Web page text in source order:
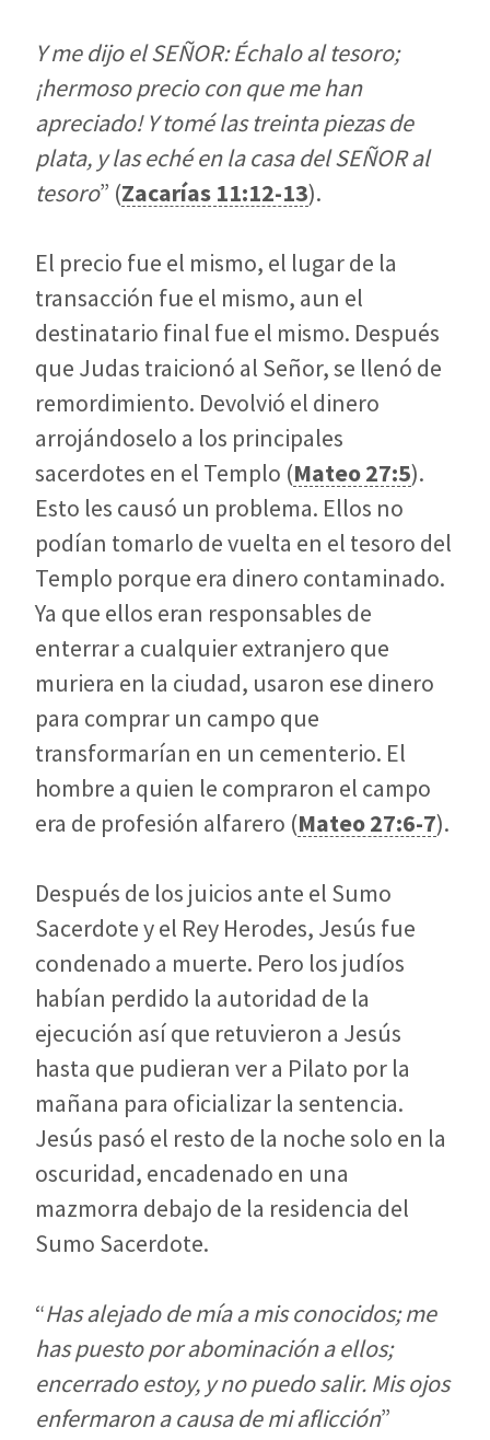
Y me dijo el SEÑOR: Échalo al tesoro;
¡hermoso precio con que me han
apreciado! Y tomé las treinta piezas de
plata, y las eché en la casa del SEÑOR al
tesoro” (Zacarías 11:12-13).
El precio fue el mismo, el lugar de la
transacción fue el mismo, aun el
destinatario final fue el mismo. Después
que Judas traicionó al Señor, se llenó de
remordimiento. Devolvió el dinero
arrojándoselo a los principales
sacerdotes en el Templo (Mateo 27:5).
Esto les causó un problema. Ellos no
podían tomarlo de vuelta en el tesoro del
Templo porque era dinero contaminado.
Ya que ellos eran responsables de
enterrar a cualquier extranjero que
muriera en la ciudad, usaron ese dinero
para comprar un campo que
transformarían en un cementerio. El
hombre a quien le compraron el campo
era de profesión alfarero (Mateo 27:6-7).
Después de los juicios ante el Sumo
Sacerdote y el Rey Herodes, Jesús fue
condenado a muerte. Pero los judíos
habían perdido la autoridad de la
ejecución así que retuvieron a Jesús
hasta que pudieran ver a Pilato por la
mañana para oficializar la sentencia.
Jesús pasó el resto de la noche solo en la
oscuridad, encadenado en una
mazmorra debajo de la residencia del
Sumo Sacerdote.
“Has alejado de mía a mis conocidos; me
has puesto por abominación a ellos;
encerrado estoy, y no puedo salir. Mis ojos
enfermaron a causa de mi aflicción”